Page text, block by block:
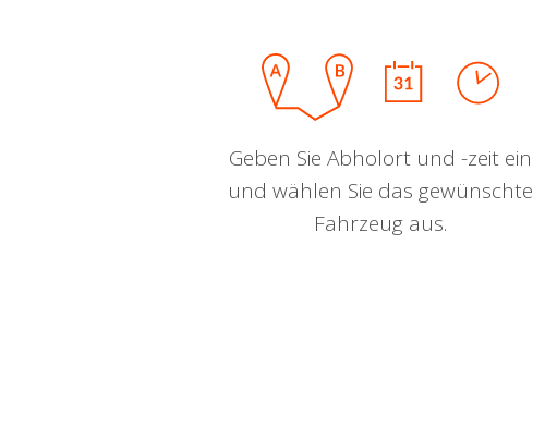
Geben Sie Abholort und -zeit ein
und wählen Sie das gewünschte
Fahrzeug aus.